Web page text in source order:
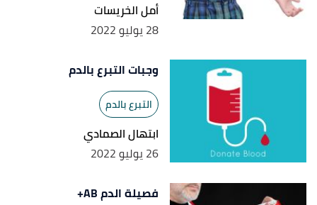
أمل الخريسات
28 يوليو 2022
وجبات التبرع بالدم
التبرع بالدم
ابتهال الصمادي
26 يوليو 2022
فصيلة الدم AB+